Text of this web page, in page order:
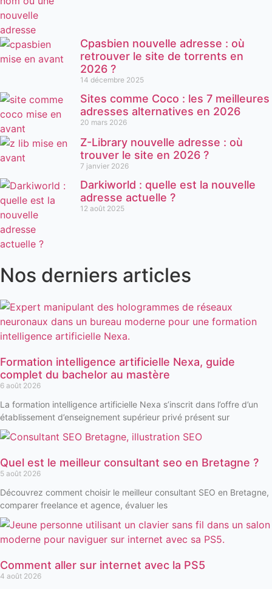
Cpasbien nouvelle adresse : où
retrouver le site de torrents en
2026 ?
14 décembre 2025
Sites comme Coco : les 7 meilleures
adresses alternatives en 2026
20 mars 2026
Z-Library nouvelle adresse : où
trouver le site en 2026 ?
7 janvier 2026
Darkiworld : quelle est la nouvelle
adresse actuelle ?
12 août 2025
Nos derniers articles
Formation intelligence artificielle Nexa, guide
complet du bachelor au mastère
6 août 2026
La formation intelligence artificielle Nexa s’inscrit dans l’offre d’un
établissement d’enseignement supérieur privé présent sur
Quel est le meilleur consultant seo en Bretagne ?
5 août 2026
Découvrez comment choisir le meilleur consultant SEO en Bretagne,
comparer freelance et agence, évaluer les
Comment aller sur internet avec la PS5
4 août 2026